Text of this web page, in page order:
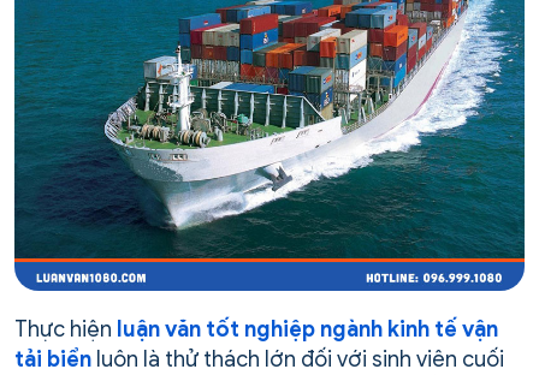
Thực hiện luận văn tốt nghiệp ngành kinh tế vận
tải biển luôn là thử thách lớn đối với sinh viên cuối